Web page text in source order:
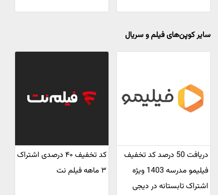
سایر کوپن‌های فیلم و سریال
دریافت 50 درصد کد تخفیف
فیلیمو مدرسه 1403 ویژه
اشتراک تابستانه در دیجی
کد تخفیف ۴۰ درصدی اشتراک
۳ ماهه فیلم نت